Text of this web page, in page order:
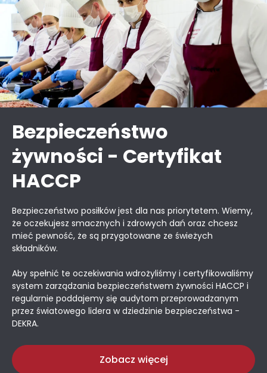
Bezpieczeństwo
żywności - Certyfikat
HACCP
Bezpieczeństwo posiłków jest dla nas priorytetem. Wiemy,
że oczekujesz smacznych i zdrowych dań oraz chcesz
mieć pewność, że są przygotowane ze świeżych
składników.
Aby spełnić te oczekiwania wdrożyliśmy i certyfikowaliśmy
system zarządzania bezpieczeństwem żywności HACCP i
regularnie poddajemy się audytom przeprowadzanym
przez światowego lidera w dziedzinie bezpieczeństwa -
DEKRA.
Zobacz więcej